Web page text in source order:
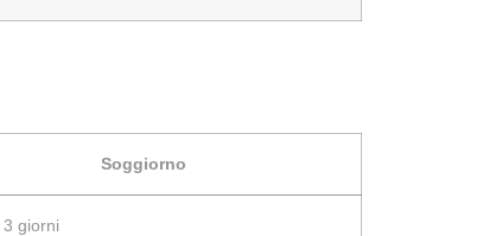
Soggiorno
giorni